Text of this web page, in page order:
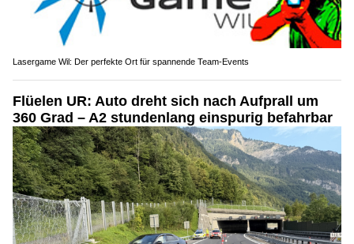
Lasergame Wil: Der perfekte Ort für spannende Team-Events
Flüelen UR: Auto dreht sich nach Aufprall um
360 Grad – A2 stundenlang einspurig befahrbar